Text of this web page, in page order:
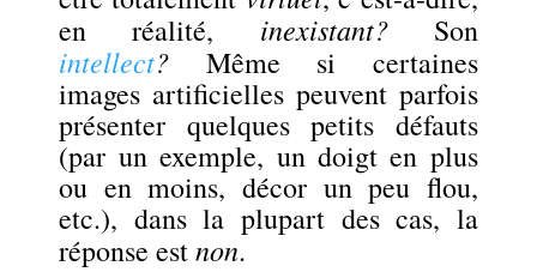
en réalité, inexistant?Son
intellect? Même si certaines
images artificielles peuvent parfois
présenter quelques petits défauts
(par un exemple, un doigt en plus
ou en moins, décor un peu flou,
etc.), dans la plupart des cas, la
réponse estnon.